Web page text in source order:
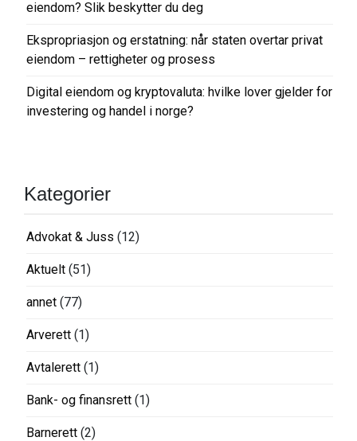
eiendom? Slik beskytter du deg
Ekspropriasjon og erstatning: når staten overtar privat
eiendom – rettigheter og prosess
Digital eiendom og kryptovaluta: hvilke lover gjelder for
investering og handel i norge?
Kategorier
Advokat & Juss (12)
Aktuelt (51)
annet (77)
Arverett (1)
Avtalerett (1)
Bank- og finansrett (1)
Barnerett (2)